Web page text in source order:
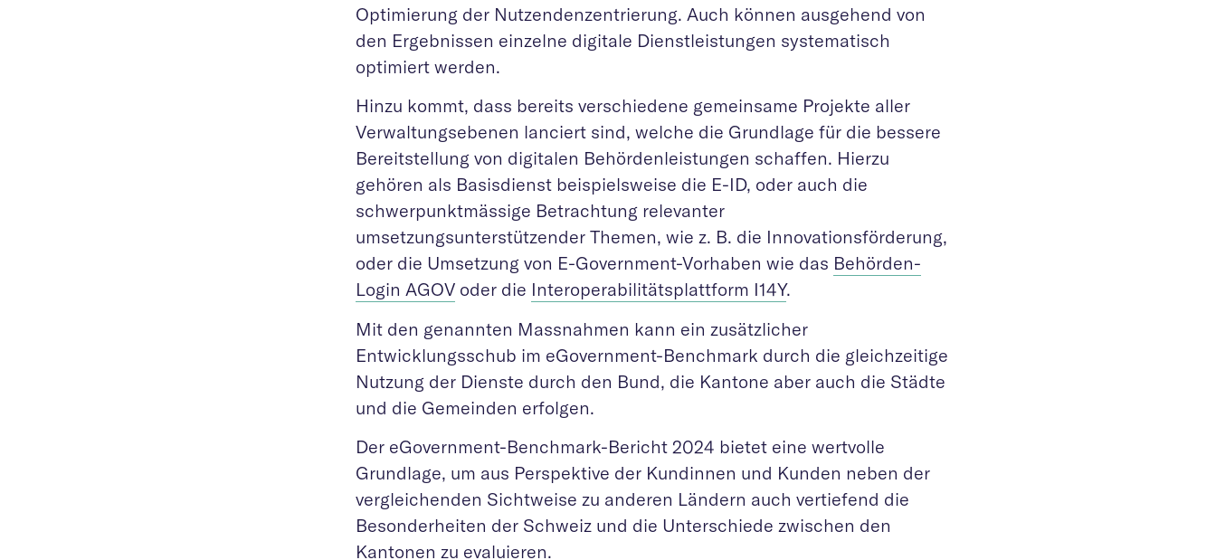
Optimierung der Nutzendenzentrierung. Auch können ausgehend von
den Ergebnissen einzelne digitale Dienstleistungen systematisch
optimiert werden.
Hinzu kommt, dass bereits verschiedene gemeinsame Projekte aller
Verwaltungsebenen lanciert sind, welche die Grundlage für die bessere
Bereitstellung von digitalen Behördenleistungen schaffen. Hierzu
gehören als Basisdienst beispielsweise die E-ID, oder auch die
schwerpunktmässige Betrachtung relevanter
umsetzungsunterstützender Themen, wie z. B. die Innovationsförderung,
oder die Umsetzung von E-Government-Vorhaben wie das Behörden-
Login AGOV oder die Interoperabilitätsplattform I14Y.
Mit den genannten Massnahmen kann ein zusätzlicher
Entwicklungsschub im eGovernment-Benchmark durch die gleichzeitige
Nutzung der Dienste durch den Bund, die Kantone aber auch die Städte
und die Gemeinden erfolgen.
Der eGovernment-Benchmark-Bericht 2024 bietet eine wertvolle
Grundlage, um aus Perspektive der Kundinnen und Kunden neben der
vergleichenden Sichtweise zu anderen Ländern auch vertiefend die
Besonderheiten der Schweiz und die Unterschiede zwischen den
Kantonen zu evaluieren.